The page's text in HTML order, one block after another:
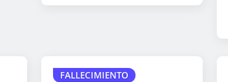
FALLECIMIENTO